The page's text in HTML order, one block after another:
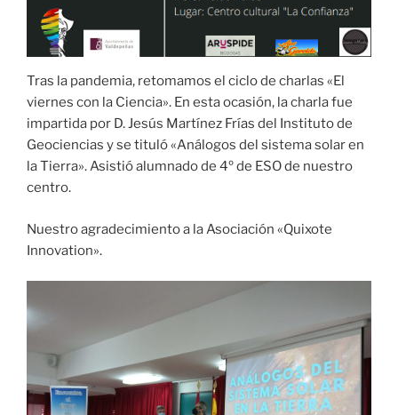
Tras la pandemia, retomamos el ciclo de charlas «El
viernes con la Ciencia». En esta ocasión, la charla fue
impartida por D. Jesús Martínez Frías del Instituto de
Geociencias y se tituló «Análogos del sistema solar en
la Tierra». Asistió alumnado de 4º de ESO de nuestro
centro.
Nuestro agradecimiento a la Asociación «Quixote
Innovation».